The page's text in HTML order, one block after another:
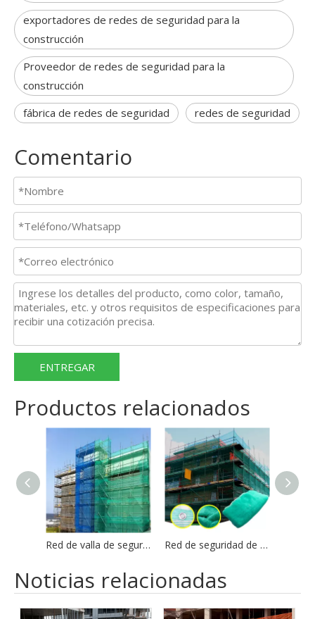
exportadores de redes de seguridad para la
construcción
Proveedor de redes de seguridad para la
construcción
fábrica de redes de seguridad
redes de seguridad
Comentario
ENTREGAR
Productos relacionados
Red de valla de seguridad para edificios de andamios de construcción de HDPE Red de seguridad de andamios de malla de escombros de construcción verde
Noticias relacionadas